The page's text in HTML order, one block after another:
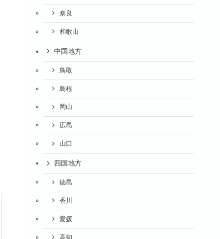
奈良
和歌山
中国地方
鳥取
島根
岡山
広島
山口
四国地方
徳島
香川
愛媛
高知